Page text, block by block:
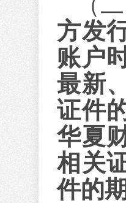
方发
账户
最新
证件
华夏
相关
件的